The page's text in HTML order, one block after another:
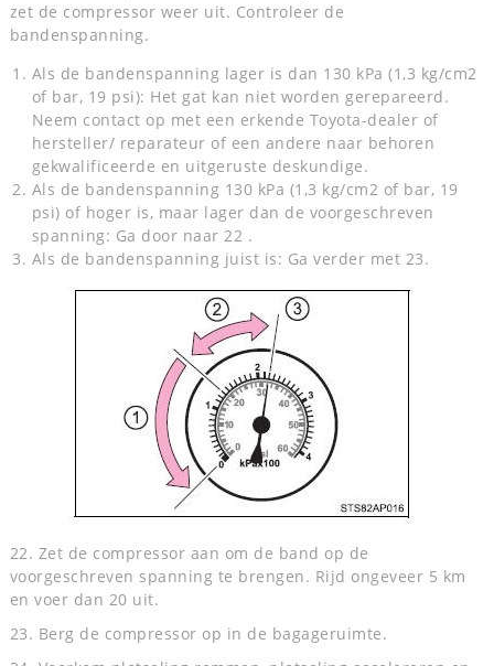
zet de compressor weer uit. Controleer de
bandenspanning.
Als de bandenspanning lager is dan 130 kPa (1,3 kg/cm2
of bar, 19 psi): Het gat kan niet worden gerepareerd.
Neem contact op met een erkende Toyota-dealer of
hersteller/ reparateur of een andere naar behoren
gekwalificeerde en uitgeruste deskundige.
Als de bandenspanning 130 kPa (1,3 kg/cm2 of bar, 19
psi) of hoger is, maar lager dan de voorgeschreven
spanning: Ga door naar 22 .
Als de bandenspanning juist is: Ga verder met 23.
22. Zet de compressor aan om de band op de
voorgeschreven spanning te brengen. Rijd ongeveer 5 km
en voer dan 20 uit.
23. Berg de compressor op in de bagageruimte.